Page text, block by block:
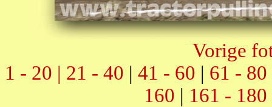
Vorige
1 - 20 | 21 - 40 | 41 - 60 | 61 - 80
160 | 161 - 180